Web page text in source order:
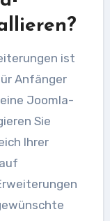
ist
Anfänger
Joomla-
Sie
Ihrer